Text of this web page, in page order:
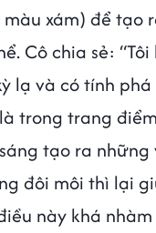
xám) để tạo
Cô chia sẻ:
lạ và có tính
trong trang
tạo ra
đôi môi thì lại
này khá